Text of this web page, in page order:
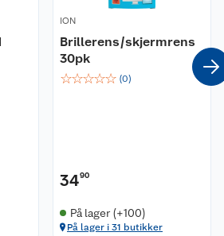
noe annet, Carus
Headset koples enkelt til
produkt via 1.2m fast
1 meter lange
som er inkludert.
ION
Brillerens/skjermrens
30pk
☆☆☆☆☆ (0)
3490
På lager (+100)
På lager i 31 butikker